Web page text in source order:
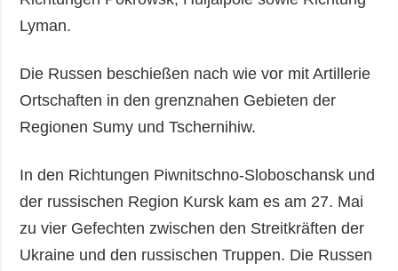
Lyman.
Die Russen beschießen nach wie vor mit Artillerie
Ortschaften in den grenznahen Gebieten der
Regionen Sumy und Tschernihiw.
In den Richtungen Piwnitschno-Sloboschansk und
der russischen Region Kursk kam es am 27. Mai
zu vier Gefechten zwischen den Streitkräften der
Ukraine und den russischen Truppen. Die Russen